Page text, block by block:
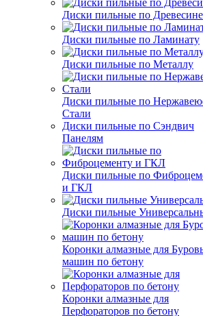
Диски пильные по Древесине
Диски пильные по Ламинату
Диски пильные по Металлу
Диски пильные по
Стали
Диски пильные по Сэндвич
Панелям
Диски пильные по
и ГКЛ
Диски пильные
Коронки алмазные для
машин по бетону
Коронки алмазные для
Перфораторов по бетону